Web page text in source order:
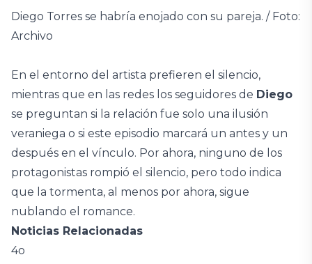
Diego Torres se habría enojado con su pareja. / Foto:
Archivo
En el entorno del artista prefieren el silencio,
mientras que en las redes los seguidores de Diego
se preguntan si la relación fue solo una ilusión
veraniega o si este episodio marcará un antes y un
después en el vínculo. Por ahora, ninguno de los
protagonistas rompió el silencio, pero todo indica
que la tormenta, al menos por ahora, sigue
nublando el romance.
Noticias Relacionadas
4o